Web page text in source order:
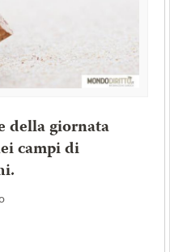
della giornata
campi di